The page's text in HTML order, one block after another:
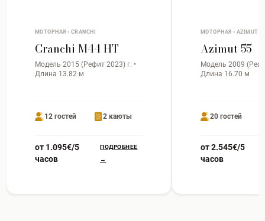
МОТОРНАЯ • CRANCHI
Cranchi M44 HT
Модель 2015 (Рефит 2023) г. •
Длина 13.82 м
12 гостей 2 каюты
от 1.095€/5
часов
ПОДРОБНЕЕ
→
МОТОРНАЯ • AZIMUT
Azimut 55
Модель 2009
Длина 16.70 м
20 гостей
от 2.545€/5
часов